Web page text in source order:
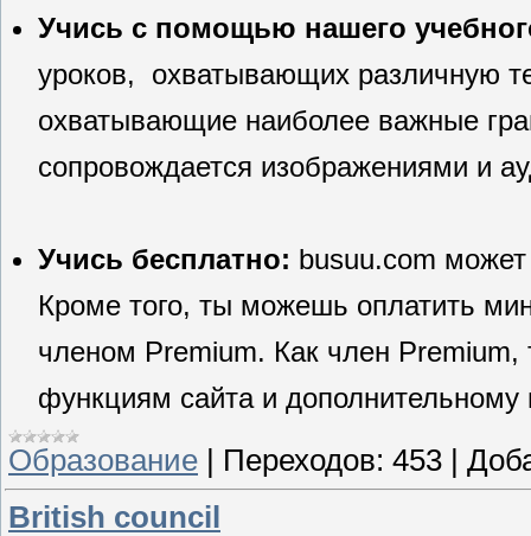
Учись с помощью нашего
уроков, охватывающих различную
охватывающие наиболее важные
сопровождается изображениями и
Учись бесплатно: busuu.com
Кроме того, ты можешь оплатить
членом Premium. Как член
функциям сайта и дополнительному
Образование Переходов: 453
British council